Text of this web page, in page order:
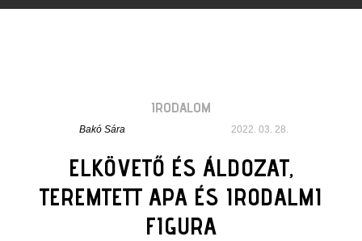
IRODALOM
Bakó Sára 2022. 03. 28.
ELKÖVETŐ ÉS ÁLDOZAT,
TEREMTETT APA ÉS IRODALMI
FIGURA